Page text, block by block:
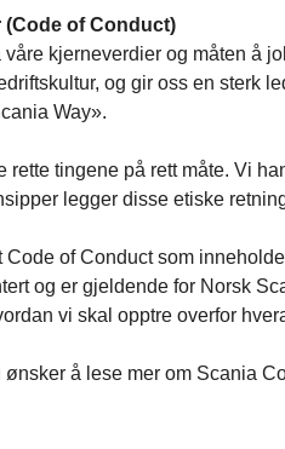
of Conduct)
kjerneverdier og måten å
og gir oss en sterk
Way».
tingene på rett måte. Vi
legger disse etiske
Code of Conduct som
og er gjeldende for Norsk
vi skal opptre overfor
å lese mer om Scania